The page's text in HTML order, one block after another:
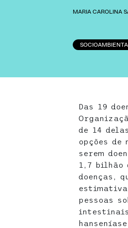
MARIA CAROLINA
Das 19
de 14
opções de
serem
1,7 bilhão
doenças,
estimativa
pessoas